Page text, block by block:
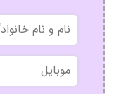
نام
و
نام
خانوادگی
موبایل